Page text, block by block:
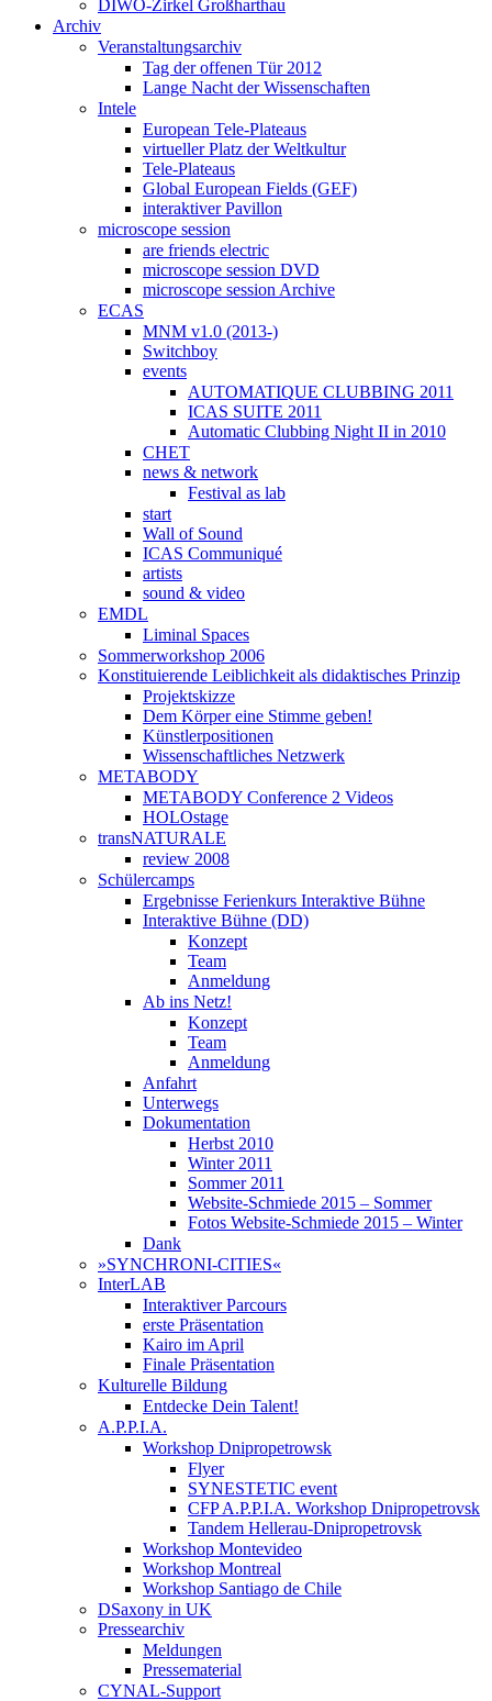
DIWO-Zirkel Großharthau
Archiv
Veranstaltungsarchiv
Tag der offenen Tür 2012
Lange Nacht der Wissenschaften
Intele
European Tele-Plateaus
virtueller Platz der Weltkultur
Tele-Plateaus
Global European Fields (GEF)
interaktiver Pavillon
microscope session
are friends electric
microscope session DVD
microscope session Archive
ECAS
MNM v1.0 (2013-)
Switchboy
events
AUTOMATIQUE CLUBBING 2011
ICAS SUITE 2011
Automatic Clubbing Night II in 2010
CHET
news & network
Festival as lab
start
Wall of Sound
ICAS Communiqué
artists
sound & video
EMDL
Liminal Spaces
Sommerworkshop 2006
Konstituierende Leiblichkeit als didaktisches Prinzip
Projektskizze
Dem Körper eine Stimme geben!
Künstlerpositionen
Wissenschaftliches Netzwerk
METABODY
METABODY Conference 2 Videos
HOLOstage
transNATURALE
review 2008
Schülercamps
Ergebnisse Ferienkurs Interaktive Bühne
Interaktive Bühne (DD)
Konzept
Team
Anmeldung
Ab ins Netz!
Konzept
Team
Anmeldung
Anfahrt
Unterwegs
Dokumentation
Herbst 2010
Winter 2011
Sommer 2011
Website-Schmiede 2015 – Sommer
Fotos Website-Schmiede 2015 – Winter
Dank
»SYNCHRONI-CITIES«
InterLAB
Interaktiver Parcours
erste Präsentation
Kairo im April
Finale Präsentation
Kulturelle Bildung
Entdecke Dein Talent!
A.P.P.I.A.
Workshop Dnipropetrowsk
Flyer
SYNESTETIC event
CFP A.P.P.I.A. Workshop Dnipropetrovsk
Tandem Hellerau-Dnipropetrovsk
Workshop Montevideo
Workshop Montreal
Workshop Santiago de Chile
DSaxony in UK
Pressearchiv
Meldungen
Pressematerial
CYNAL-Support